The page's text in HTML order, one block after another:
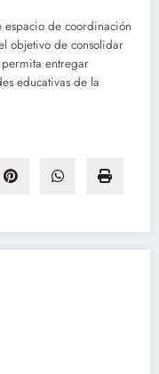
espacio de coordinación
objetivo de consolidar
entregar
educativas de la